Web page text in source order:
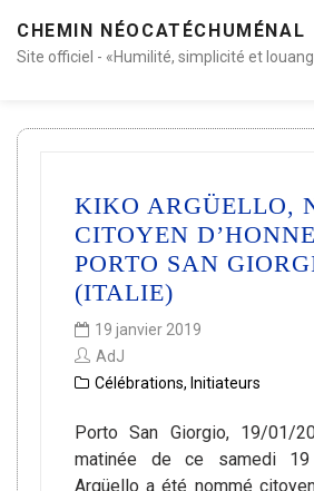
CHEMIN NÉOCATÉCHUMÉNAL
Site officiel - «Humilité, simplicité et
KIKO ARGÜELLO,
CITOYEN
PORTO SAN
(ITALIE)
19 janvier 2019
AdJ
Célébrations, Initiateurs
Porto San Giorgio, 19/01/
matinée de ce samedi 19
Argüello a été nommé